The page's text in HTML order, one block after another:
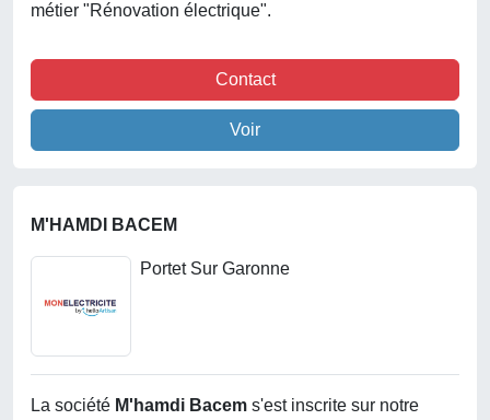
métier "Rénovation électrique".
Contact
Voir
M'HAMDI BACEM
Portet Sur Garonne
La société M'hamdi Bacem s'est inscrite sur notre